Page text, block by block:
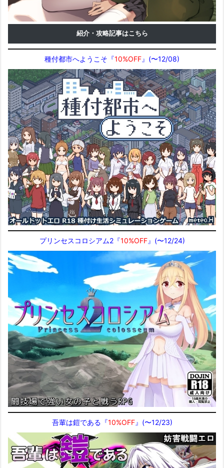
紹介・攻略記事はこちら
種付都市へようこそ『10%OFF』(〜12/08)
プリンセスコロシアム2『10%OFF』(〜12/24)
吾輩は鎧である『10%OFF』(〜12/23)